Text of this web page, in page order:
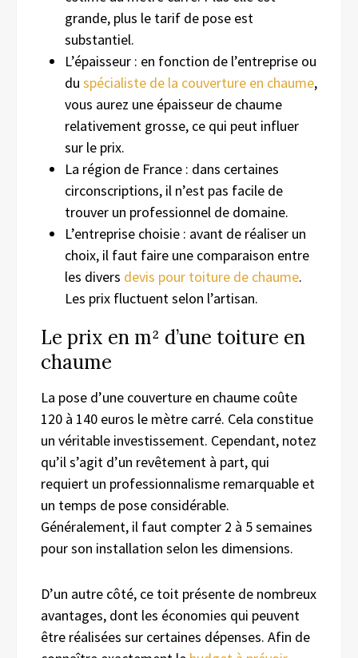
grande, plus le tarif de pose est
substantiel.
L’épaisseur : en fonction de l’entreprise ou
du spécialiste de la couverture en chaume,
vous aurez une épaisseur de chaume
relativement grosse, ce qui peut influer
sur le prix.
La région de France : dans certaines
circonscriptions, il n’est pas facile de
trouver un professionnel de domaine.
L’entreprise choisie : avant de réaliser un
choix, il faut faire une comparaison entre
les divers devis pour toiture de chaume.
Les prix fluctuent selon l’artisan.
Le prix en m² d’une toiture en
chaume
La pose d’une couverture en chaume coûte
120 à 140 euros le mètre carré. Cela constitue
un véritable investissement. Cependant, notez
qu’il s’agit d’un revêtement à part, qui
requiert un professionnalisme remarquable et
un temps de pose considérable.
Généralement, il faut compter 2 à 5 semaines
pour son installation selon les dimensions.
D’un autre côté, ce toit présente de nombreux
avantages, dont les économies qui peuvent
être réalisées sur certaines dépenses. Afin de